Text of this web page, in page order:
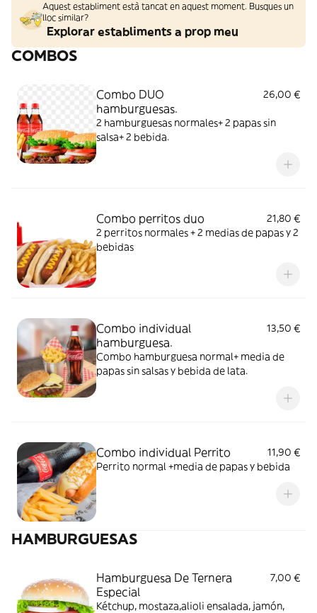
Aquest establiment està tancat en aquest moment. Busques un
lloc similar?
Explorar establiments a prop meu
COMBOS
Combo DUO
hamburguesas.
26,00 €
2 hamburguesas normales+ 2 papas sin
salsa+ 2 bebida.
Combo perritos duo
21,80 €
2 perritos normales + 2 medias de papas y 2
bebidas
Combo individual
hamburguesa.
13,50 €
Combo hamburguesa normal+ media de
papas sin salsas y bebida de lata.
Combo individual Perrito
11,90 €
Perrito normal +media de papas y bebida
HAMBURGUESAS
Hamburguesa De Ternera
Especial
7,00 €
Kétchup, mostaza,alioli ensalada, jamón,